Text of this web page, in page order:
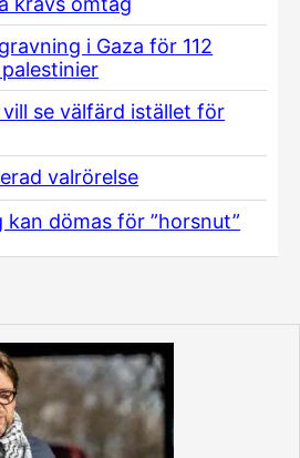
i Gaza för 112
se välfärd istället för
valrörelse
kan dömas för ”horsnut”